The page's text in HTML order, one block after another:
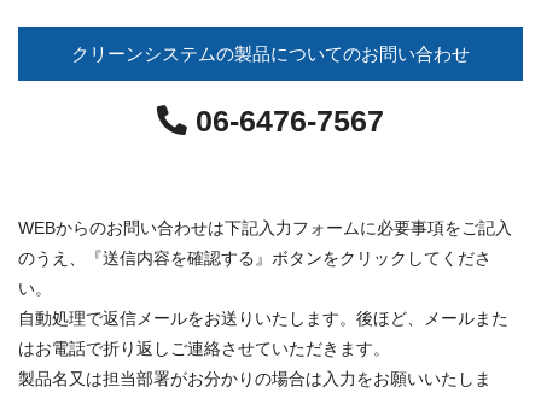
クリーンシステムの製品についてのお問い合わせ
06-6476-7567
WEBからのお問い合わせは下記入力フォームに必要事項をご記入
のうえ、『送信内容を確認する』ボタンをクリックしてくださ
い。
自動処理で返信メールをお送りいたします。後ほど、メールまた
はお電話で折り返しご連絡させていただきます。
製品名又は担当部署がお分かりの場合は入力をお願いいたしま